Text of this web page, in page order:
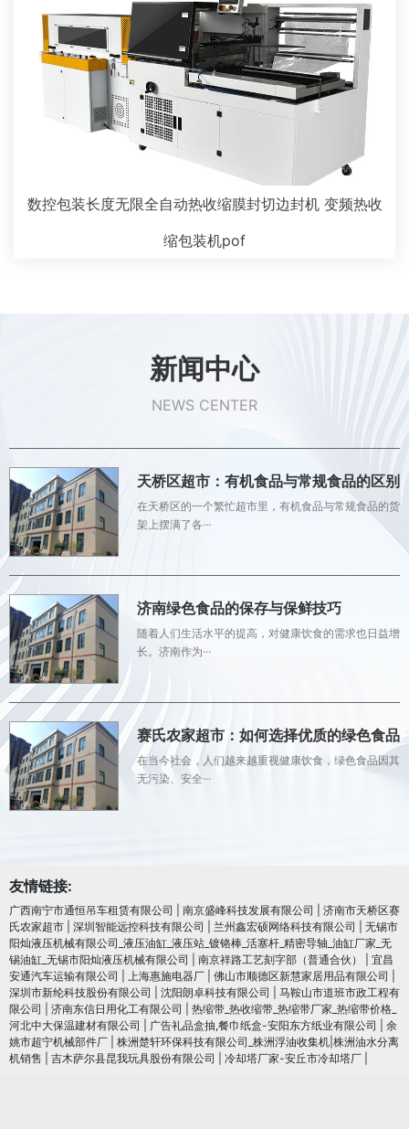
数控包装长度无限全自动热收缩膜封切边封机 变频热收
缩包装机pof
新闻中心
NEWS CENTER
天桥区超市：有机食品与常规食品的区别
在天桥区的一个繁忙超市里，有机食品与常规食品的货
架上摆满了各···
济南绿色食品的保存与保鲜技巧
随着人们生活水平的提高，对健康饮食的需求也日益增
长。济南作为···
赛氏农家超市：如何选择优质的绿色食品
在当今社会，人们越来越重视健康饮食，绿色食品因其
无污染、安全···
友情链接:
广西南宁市通恒吊车租赁有限公司 南京盛峰科技发展有限公司
济南市天桥区赛
氏农家超市
深圳智能远控科技有限公司 兰州鑫宏硕网络科技有限公司
无锡市
阳灿液压机械有限公司_液压油缸_液压站_镀铬棒_活塞杆_精密导轴_油缸厂家_无
锡油缸_无锡市阳灿液压机械有限公司
南京祥路工艺刻字部（普通合伙）
宜昌
安通汽车运输有限公司
上海惠施电器厂 佛山市顺德区新慧家居用品有限公司
深圳市新纶科技股份有限公司
沈阳朗卓科技有限公司
马鞍山市道班市政工程有
限公司
济南东信日用化工有限公司
热缩带_热收缩带_热缩带厂家_热缩带价格_
河北中大保温建材有限公司
广告礼品盒抽,餐巾纸盒-安阳东方纸业有限公司
余
姚市超宁机械部件厂
株洲楚轩环保科技有限公司_株洲浮油收集机|株洲油水分离
机销售
吉木萨尔县昆我玩具股份有限公司 冷却塔厂家-安丘市冷却塔厂